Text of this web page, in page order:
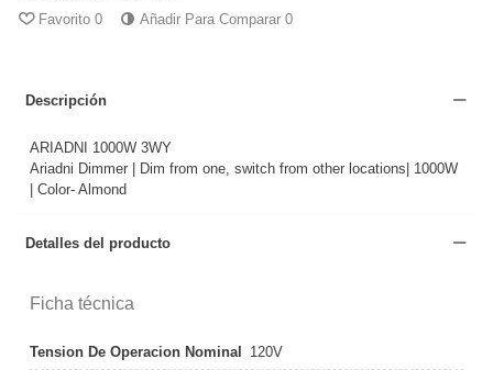
Favorito 0 Añadir Para Comparar 0
Descripción
ARIADNI 1000W 3WY
Ariadni Dimmer | Dim from one, switch from other locations| 1000W
| Color- Almond
Detalles del producto
Ficha técnica
Tension De Operacion Nominal 120V